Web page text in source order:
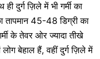
दुर्ग ज़िले में भी गर्मी का
45-48 डिग्री का
के तेवर ओर ज्यादा तीखे
बेहाल हैं, वहीं दुर्ग ज़िले में